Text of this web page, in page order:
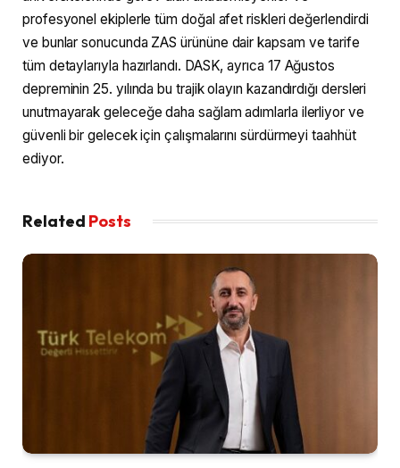
profesyonel ekiplerle tüm doğal afet riskleri değerlendirdi
ve bunlar sonucunda ZAS ürününe dair kapsam ve tarife
tüm detaylarıyla hazırlandı. DASK, ayrıca 17 Ağustos
depreminin 25. yılında bu trajik olayın kazandırdığı dersleri
unutmayarak geleceğe daha sağlam adımlarla ilerliyor ve
güvenli bir gelecek için çalışmalarını sürdürmeyi taahhüt
ediyor.
Related Posts